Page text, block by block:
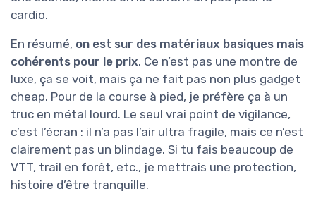
cardio.
En résumé, on est sur des matériaux basiques mais
cohérents pour le prix. Ce n’est pas une montre de
luxe, ça se voit, mais ça ne fait pas non plus gadget
cheap. Pour de la course à pied, je préfère ça à un
truc en métal lourd. Le seul vrai point de vigilance,
c’est l’écran : il n’a pas l’air ultra fragile, mais ce n’est
clairement pas un blindage. Si tu fais beaucoup de
VTT, trail en forêt, etc., je mettrais une protection,
histoire d’être tranquille.